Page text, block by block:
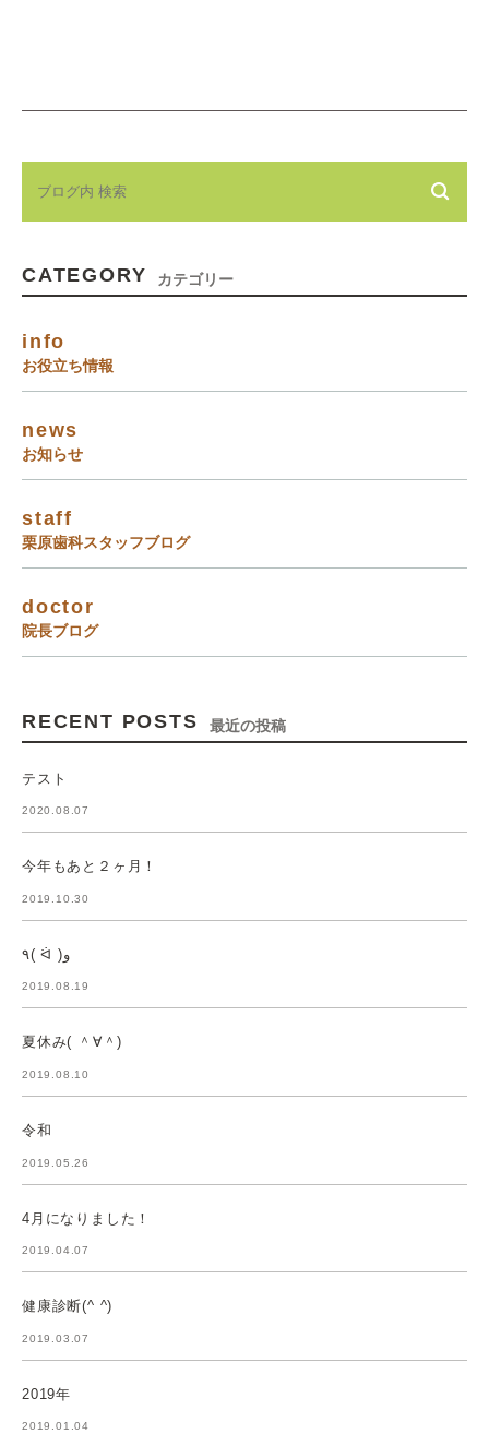
CATEGORY カテゴリー
info
お役立ち情報
news
お知らせ
staff
栗原歯科スタッフブログ
doctor
院長ブログ
RECENT POSTS 最近の投稿
テスト
2020.08.07
今年もあと２ヶ月！
2019.10.30
٩( ᐛ )و
2019.08.19
夏休み( ＾∀＾)
2019.08.10
令和
2019.05.26
4月になりました！
2019.04.07
健康診断(^ ^)
2019.03.07
2019年
2019.01.04